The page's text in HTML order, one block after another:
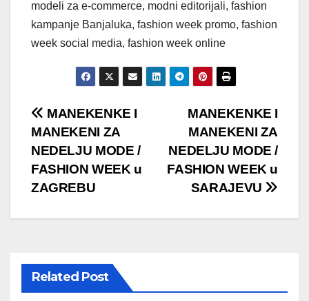
modeli za e-commerce, modni editorijali, fashion
kampanje Banjaluka, fashion week promo, fashion
week social media, fashion week online
Post
navigation
MANEKENKE I
MANEKENI ZA
NEDELJU MODE /
FASHION WEEK u
SARAJEVU
MANEKENKE I
MANEKENI ZA
NEDELJU MODE /
FASHION WEEK u
ZAGREBU
Related Post